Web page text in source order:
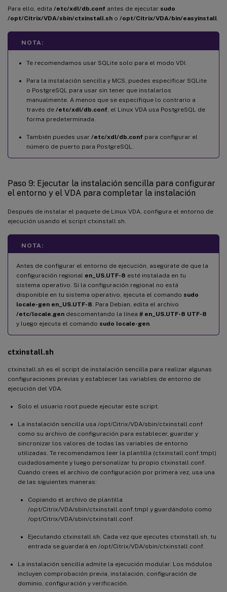
Para ello, edita /etc/xdl/db.conf antes de ejecutar sudo
/opt/Citrix/VDA/sbin/ctxinstall.sh o /opt/Citrix/VDA/bin/easyinstall
NOTA:
Te recomendamos usar SQLite solo para el modo VDI.
Para la instalación sencilla y MCS, puedes especificar SQLite
o PostgreSQL para usar sin tener que instalarlos
manualmente. A menos que se especifique lo contrario a
través de /etc/xdl/db.conf , el Linux VDA usa PostgreSQL de
forma predeterminada.
También puedes usar /etc/xdl/db.conf para configurar el
número de puerto para PostgreSQL.
Paso 9: Ejecutar la instalación sencilla para configurar
el entorno y el VDA para completar la instalación
Después de instalar el paquete de Linux VDA, configura el entorno de
ejecución usando el script ctxinstall.sh.
NOTA:
Antes de configurar el entorno de ejecución, asegúrate de que la
configuración regional en_US.UTF-8 esté instalada en tu
sistema operativo. Si la configuración regional no está
disponible en tu sistema operativo, ejecuta el comando sudo
locale-gen en_US.UTF-8 . Para Debian, edita el archivo
/etc/locale.gen descomentando la línea # en_US.UTF-8 UTF-8
y luego ejecuta el comando sudo locale-gen
ctxinstall.sh
ctxinstall.sh es el script de instalación sencilla para realizar algunas
configuraciones previas y establecer las variables de entorno de
ejecución del VDA.
Solo el usuario root puede ejecutar este script.
La instalación sencilla usa /opt/Citrix/VDA/sbin/ctxinstall.conf
como su archivo de configuración para establecer, guardar y
sincronizar los valores de todas las variables de entorno
utilizadas. Te recomendamos leer la plantilla (ctxinstall.conf.tmpl)
cuidadosamente y luego personalizar tu propio ctxinstall.conf.
Cuando crees el archivo de configuración por primera vez, usa una
de las siguientes maneras:
Copiando el archivo de plantilla
/opt/Citrix/VDA/sbin/ctxinstall.conf.tmpl y guardándolo como
/opt/Citrix/VDA/sbin/ctxinstall.conf.
Ejecutando ctxinstall.sh. Cada vez que ejecutes ctxinstall.sh, tu
entrada se guardará en /opt/Citrix/VDA/sbin/ctxinstall.conf.
La instalación sencilla admite la ejecución modular. Los módulos
incluyen comprobación previa, instalación, configuración de
dominio, configuración y verificación.